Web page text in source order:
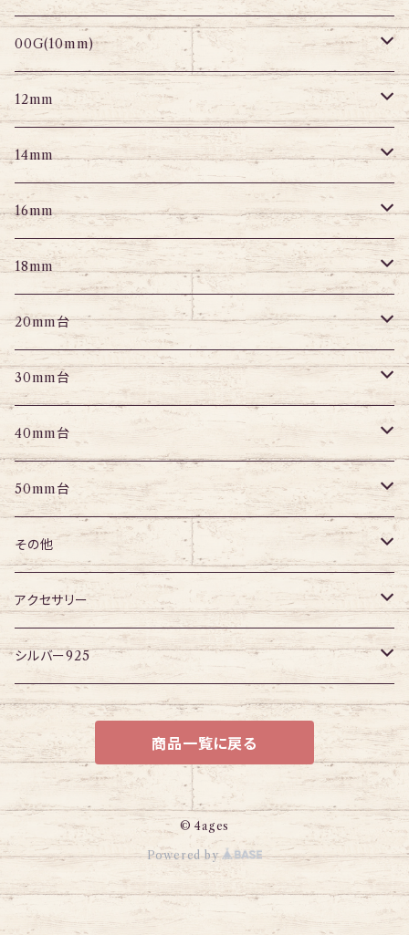
セグメントリング
ニップルピアス
スクランパー
フェイクプラグ
パーツ
セグメント
変形ピアス
ニップルピアス
パーツ
パーツ
プラグ
パーツ
プラグ
トンネル
アイレット
エキスパンダー
パーツ
プラグ
アイレット
エキスパンダー
パーツ
サーキュラー
トンネル
プラグ
アイレット
エキスパンダー
パーツ
プラグ
アイレット
エキスパンダー
パーツ
トンネル
プラグ
アイレット
エキスパンダー
パーツ
00G(10mm)
トンネル
プラグ
アイレット
エキスパンダー
パーツ
12mm
トンネル
プラグ
アイレット
エキスパンダー
パーツ
14mm
トンネル
プラグ
アイレット
エキスパンダー
パーツ
16mm
トンネル
プラグ
アイレット
パーツ
18mm
トンネル
プラグ
アイレット
パーツ
チューブ
20mm台
トンネル
プラグ
アイレット
パーツ
30mm台
トンネル
プラグ
アイレット
パーツ
40mm台
トンネル
プラグ
アイレット
50mm台
トンネル
プラグ
アイレット
その他
ボディピアス・ピアス以外
アクセサリー
ネックレス
ブレスレット
シルバー925
チェーン
商品一覧に戻る
© 4ages
Powered by